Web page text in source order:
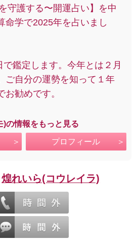
守護する〜開運占い】を中
命学で2025年を占いまし
鑑定します。今年とは２月
ご自分の運勢を知って１年
お勧めです。
)の情報をもっと見る
プロフィール
煌れいら(コウレイラ)